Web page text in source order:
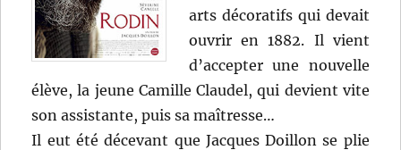
arts décoratifs qui devait
ouvrir en 1882. Il vient
d’accepter une nouvelle
élève, la jeune Camille Claudel, qui devient vite
son assistante, puis sa maîtresse…
Il eut été décevant que Jacques Doillon se plie